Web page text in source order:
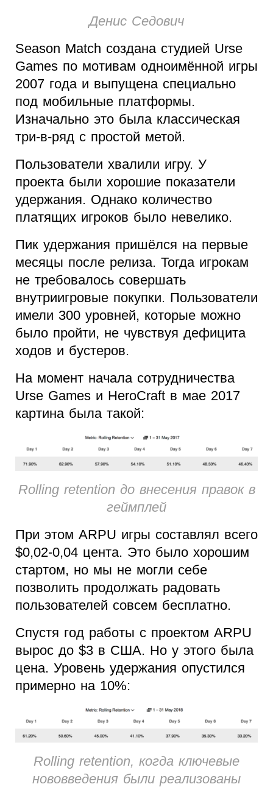
Денис Седович
Season Match создана студией Urse
Games по мотивам одноимённой игры
2007 года и выпущена специально
под мобильные платформы.
Изначально это была классическая
три-в-ряд с простой метой.
Пользователи хвалили игру. У
проекта были хорошие показатели
удержания. Однако количество
платящих игроков было невелико.
Пик удержания пришёлся на первые
месяцы после релиза. Тогда игрокам
не требовалось совершать
внутриигровые покупки. Пользователи
имели 300 уровней, которые можно
было пройти, не чувствуя дефицита
ходов и бустеров.
На момент начала сотрудничества
Urse Games и HeroСraft в мае 2017
картина была такой:
Rolling retention до внесения правок в
геймплей
При этом ARPU игры составлял всего
$0,02-0,04 цента. Это было хорошим
стартом, но мы не могли себе
позволить продолжать радовать
пользователей совсем бесплатно.
Спустя год работы с проектом ARPU
вырос до $3 в США. Но у этого была
цена. Уровень удержания опустился
примерно на 10%:
Rolling retention, когда ключевые
нововведения были реализованы